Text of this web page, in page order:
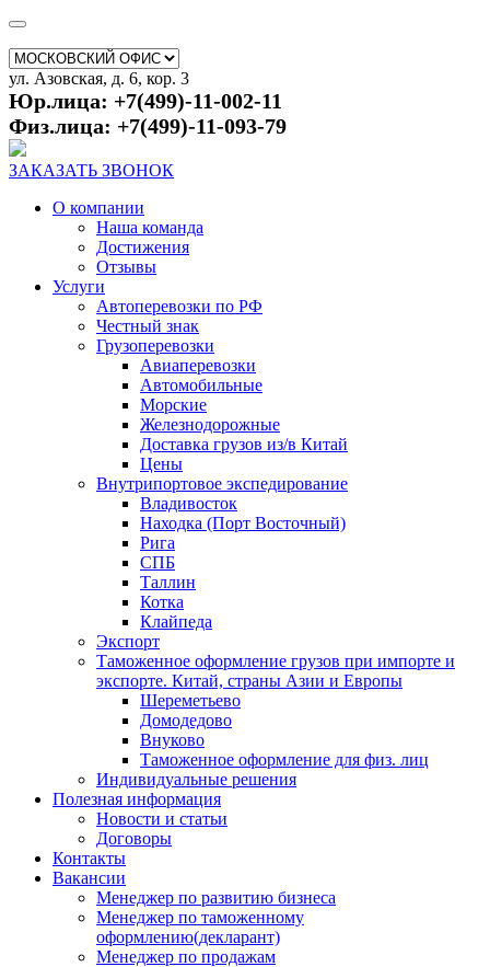
ул. Азовская, д. 6, кор. 3
Юр.лица: +7(499)-11-002-11
Физ.лица: +7(499)-11-093-79
ЗАКАЗАТЬ ЗВОНОК
О компании
Наша команда
Достижения
Отзывы
Услуги
Автоперевозки по РФ
Честный знак
Грузоперевозки
Авиаперевозки
Автомобильные
Морские
Железнодорожные
Доставка грузов из/в Китай
Цены
Внутрипортовое экспедирование
Владивосток
Находка (Порт Восточный)
Рига
СПБ
Таллин
Котка
Клайпеда
Экспорт
Таможенное оформление грузов при импорте и
экспорте. Китай, страны Азии и Европы
Шереметьево
Домодедово
Внуково
Таможенное оформление для физ. лиц
Индивидуальные решения
Полезная информация
Новости и статьи
Договоры
Контакты
Вакансии
Менеджер по развитию бизнеса
Менеджер по таможенному
оформлению(декларант)
Менеджер по продажам